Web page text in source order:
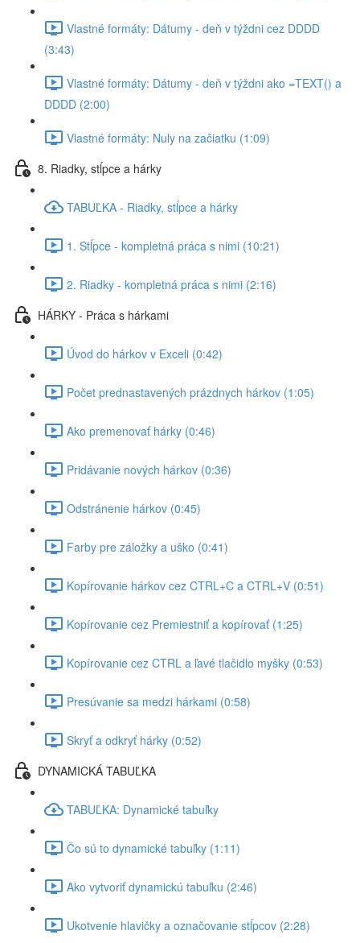
Vlastné formáty: Dátumy - deň v týždni cez DDDD
(3:43)
Vlastné formáty: Dátumy - deň v týždni ako =TEXT() a
DDDD (2:00)
Vlastné formáty: Nuly na začiatku (1:09)
8. Riadky, stĺpce a hárky
TABUĽKA - Riadky, stĺpce a hárky
1. Stĺpce - kompletná práca s nimi (10:21)
2. Riadky - kompletná práca s nimi (2:16)
HÁRKY - Práca s hárkami
Úvod do hárkov v Exceli (0:42)
Počet prednastavených prázdnych hárkov (1:05)
Ako premenovať hárky (0:46)
Pridávanie nových hárkov (0:36)
Odstránenie hárkov (0:45)
Farby pre záložky a uško (0:41)
Kopírovanie hárkov cez CTRL+C a CTRL+V (0:51)
Kopírovanie cez Premiestniť a kopírovať (1:25)
Kopírovanie cez CTRL a ľavé tlačidlo myšky (0:53)
Presúvanie sa medzi hárkami (0:58)
Skryť a odkryť hárky (0:52)
DYNAMICKÁ TABUĽKA
TABUĽKA: Dynamické tabuľky
Čo sú to dynamické tabuľky (1:11)
Ako vytvoriť dynamickú tabuľku (2:46)
Ukotvenie hlavičky a označovanie stĺpcov (2:28)